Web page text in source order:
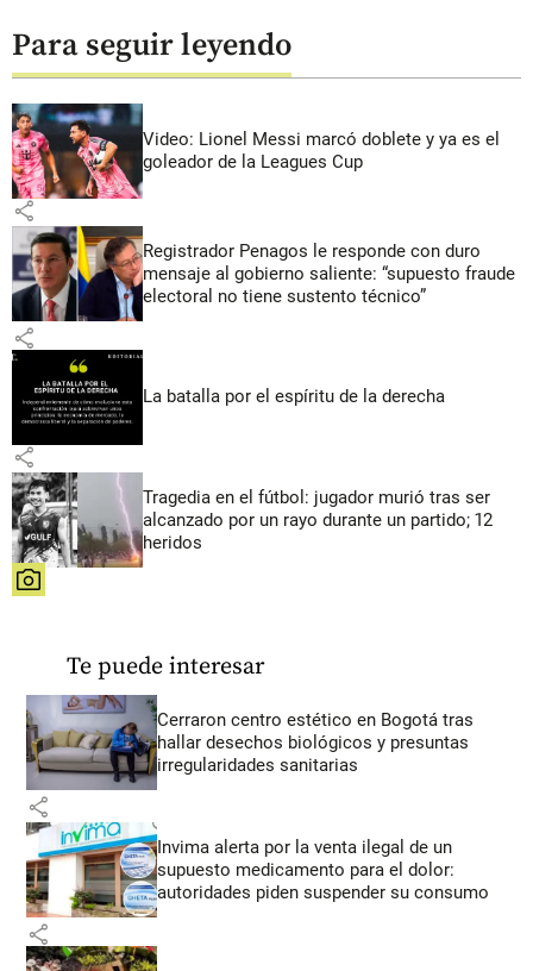
Para seguir leyendo
Video: Lionel Messi marcó doblete y ya es el
goleador de la Leagues Cup
share
Registrador Penagos le responde con duro
mensaje al gobierno saliente: “supuesto fraude
electoral no tiene sustento técnico”
share
La batalla por el espíritu de la derecha
share
Tragedia en el fútbol: jugador murió tras ser
alcanzado por un rayo durante un partido; 12
heridos
share
Te puede interesar
Cerraron centro estético en Bogotá tras
hallar desechos biológicos y presuntas
irregularidades sanitarias
share
Invima alerta por la venta ilegal de un
supuesto medicamento para el dolor:
autoridades piden suspender su consumo
share